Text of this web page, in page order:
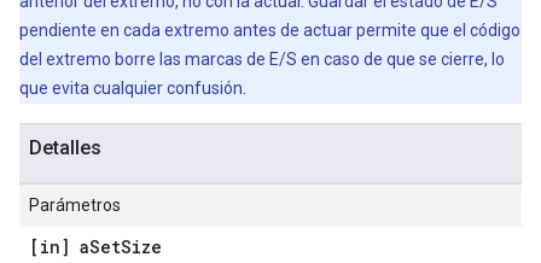
pendiente en cada extremo antes de actuar permite que el código
del extremo borre las marcas de E/S en caso de que se cierre, lo
que evita cualquier confusión.
Detalles
Parámetros
[in] aSetSize